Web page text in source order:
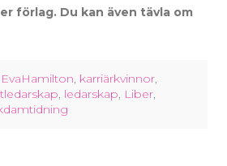
förlag. Du kan även tävla om
EvaHamilton, karriärkvinnor,
, ledarskap, Liber,